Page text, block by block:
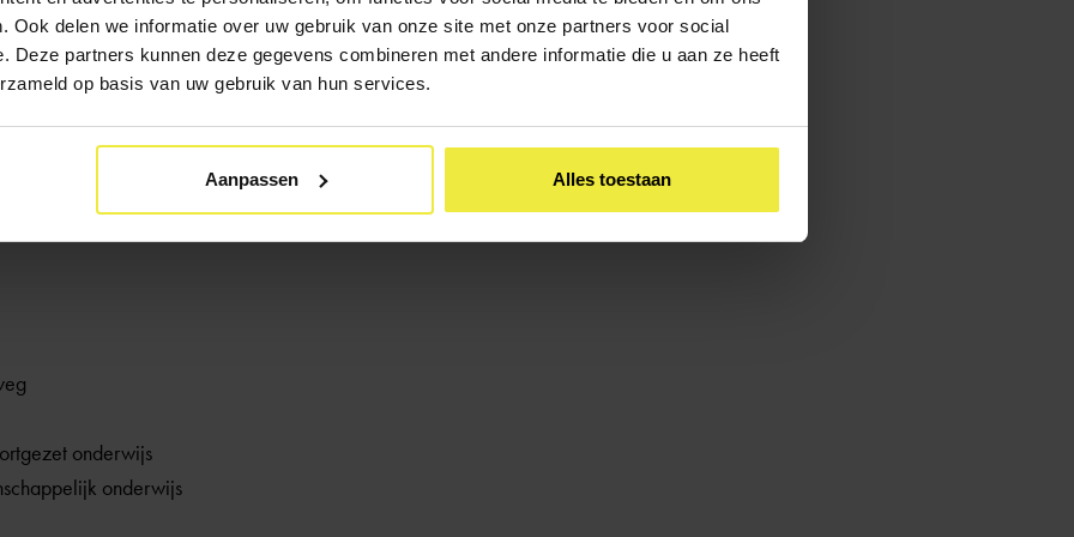
Ook delen we informatie over uw gebruik van onze site met onze partners voor social
Deze partners kunnen deze gegevens combineren met andere informatie die u aan ze heeft
op basis van uw gebruik van hun services.
Aanpassen Alles toestaan
dat de school de thuissituatie niet meer mag meewegen bij het advies. Bespreek
heeft om goed te kunnen leren en werken en welke hulp daar eventueel voor nodig is.
voor één schooltype (enkelvoudig) of twee schooltypes (meervoudig/dubbel).
t/havo. Hieronder staan alle schooltypes:
onderwijs
onderwijs